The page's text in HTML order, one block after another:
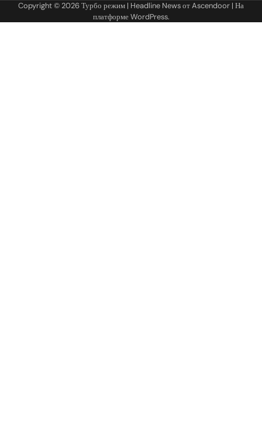
Copyright © 2026Турбо режим | Headline News отAscendoor | На
платформеWordPress.